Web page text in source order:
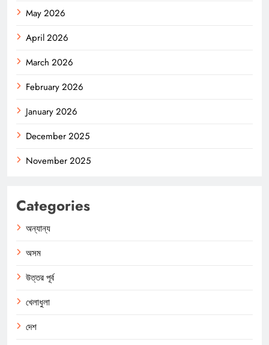
May 2026
April 2026
March 2026
February 2026
January 2026
December 2025
November 2025
Categories
অন্যান্য
অসম
উত্তর পূর্ব
খেলাধুলা
দেশ